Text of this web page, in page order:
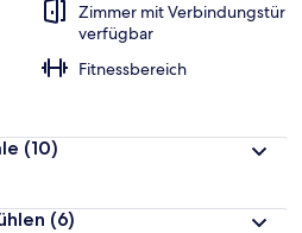
Zimmer mit Verbindungstür
verfügbar
Fitnessbereich
(10)
(6)